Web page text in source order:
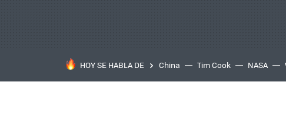
HOY SE HABLA DE China Tim Cook NASA